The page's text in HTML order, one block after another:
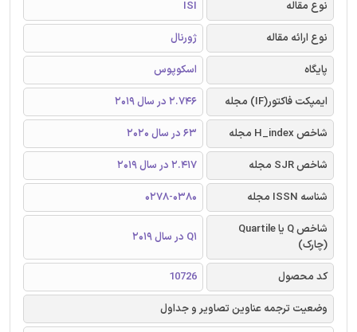
نوع مقاله
ISI
نوع ارائه مقاله
ژورنال
پایگاه
اسکوپوس
ایمپکت فاکتور(IF) مجله
2.746 در سال 2019
شاخص H_index مجله
63 در سال 2020
شاخص SJR مجله
2.417 در سال 2019
شناسه ISSN مجله
0278-0380
شاخص Q یا Quartile
(چارک)
Q1 در سال 2019
کد محصول
10726
وضعیت ترجمه عناوین تصاویر و جداول